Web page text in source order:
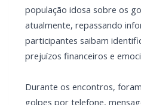
A Secretaria Municipal de